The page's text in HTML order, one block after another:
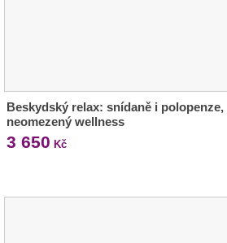
Beskydský relax: snídaně i polopenze,
neomezený wellness
3 650 Kč